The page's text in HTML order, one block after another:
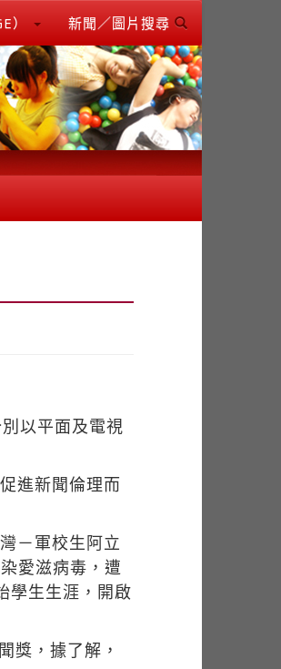
） 新聞／圖片搜尋
以平面及電視
進新聞倫理而
－軍校生阿立
愛滋病毒，遭
學生生涯，開啟
獎，據了解，